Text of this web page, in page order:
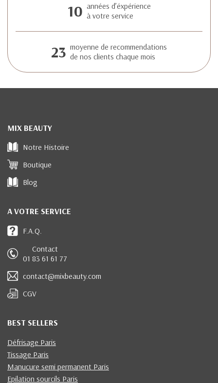
10 années d’éxpérience
à votre service
23 moyenne de recommendations
de nos clients chaque mois
MIX BEAUTY
Notre Histoire
Boutique
Blog
A VOTRE SERVICE
F.A.Q.
Contact
01 83 61 61 77
contact@mixbeauty.com
CGV
BEST SELLERS
Défrisage Paris
Tissage Paris
Manucure semi permanent Paris
Epilation sourcils Paris